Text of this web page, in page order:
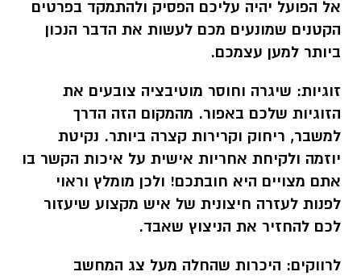
אל הפועל יהיה עליכם הפסיק ולהתמקד בפרטים
הקטנים שמונעים מכם לעשות את הדבר הנכון
ביותר למען עצמכם.
זוגיות: שיגרה וחוסר מוטיבציה צובעים את
הזוגיות שלכם באפור. מהמקום הזה הדרך
למשבר, ריחוק וקרירות קצרה ביותר. נקיטת
יוזמה ולקיחת אחריות אישית על איכות הקשר בו
אתם מצויים היא חובתכם! ולכן מומלץ וראוי
לפנות לעזרה חיצונית של איש מקצוע שיעזור
לכם להחזיר את הניצוץ שאבד.
לרווקים: היכרות שהחלה מעל צג המחשב